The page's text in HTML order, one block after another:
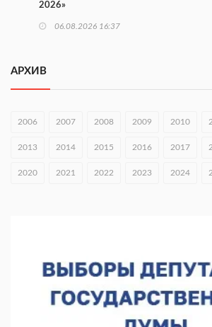
2026»
06.08.2026 16:37
раза
06.08.2026 15:26
Видели ночь, бежали всю ночь... На
набережной прошел необычный забег
АРХИВ
2006 2007 2008 2009 2010
2013 2014 2015 2016 2017
2020 2021 2022 2023 2024